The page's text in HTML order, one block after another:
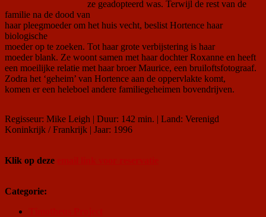
ze geadopteerd was. Terwijl de rest van de
familie na de dood van
haar pleegmoeder om het huis vecht, beslist Hortence haar
biologische
moeder op te zoeken. Tot haar grote verbijstering is haar
moeder blank. Ze woont samen met haar dochter Roxanne en heeft
een moeilijke relatie met haar broer Maurice, een bruiloftsfotograaf.
Zodra het ‘geheim’ van Hortence aan de oppervlakte komt,
komen er een heleboel andere familiegeheimen bovendrijven.
Regisseur: Mike Leigh | Duur: 142 min. | Land: Verenigd
Koninkrijk / Frankrijk | Jaar: 1996
Klik op deze
Categorie: